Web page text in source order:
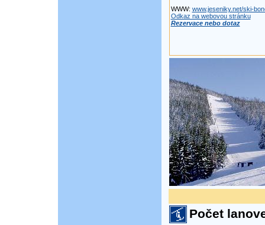
WWW: www.jeseniky.net/ski-
Odkaz na webovou stránku
Rezervace nebo dotaz
Počet